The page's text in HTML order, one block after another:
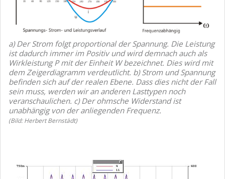
a) Der Strom folgt proportional der Spannung. Die Leistung
ist dadurch immer im Positiv und wird demnach auch als
Wirkleistung P mit der Einheit W bezeichnet. Dies wird mit
dem Zeigerdiagramm verdeutlicht. b) Strom und Spannung
befinden sich auf der realen Ebene. Dass dies nicht der Fall
sein muss, werden wir an anderen Lasttypen noch
veranschaulichen. c) Der ohmsche Widerstand ist
unabhängig von der anliegenden Frequenz.
(Bild: Herbert Bernstädt)